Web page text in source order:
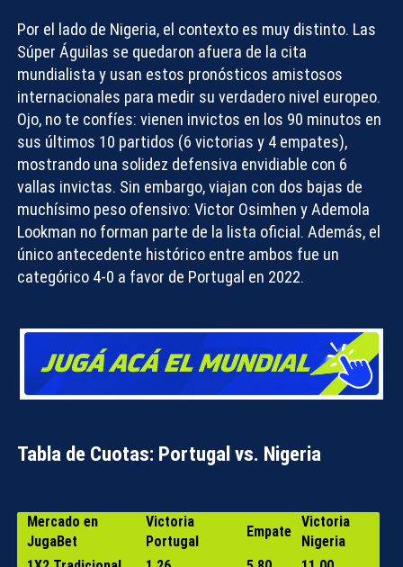
Por el lado de Nigeria, el contexto es muy distinto. Las
Súper Águilas se quedaron afuera de la cita
mundialista y usan estos pronósticos amistosos
internacionales para medir su verdadero nivel europeo.
Ojo, no te confíes: vienen invictos en los 90 minutos en
sus últimos 10 partidos (6 victorias y 4 empates),
mostrando una solidez defensiva envidiable con 6
vallas invictas. Sin embargo, viajan con dos bajas de
muchísimo peso ofensivo: Victor Osimhen y Ademola
Lookman no forman parte de la lista oficial. Además, el
único antecedente histórico entre ambos fue un
categórico 4-0 a favor de Portugal en 2022.
Tabla de Cuotas: Portugal vs. Nigeria
Mercado en
JugaBet
Victoria
Portugal
Empate
Victoria
Nigeria